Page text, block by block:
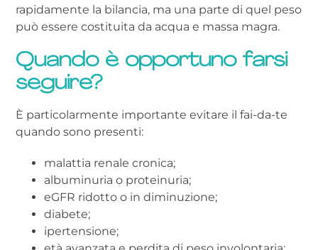
rapidamente la bilancia, ma una parte di quel peso
può essere costituita da acqua e massa magra.
Quando è opportuno farsi
seguire?
È particolarmente importante evitare il fai-da-te
quando sono presenti:
malattia renale cronica;
albuminuria o proteinuria;
eGFR ridotto o in diminuzione;
diabete;
ipertensione;